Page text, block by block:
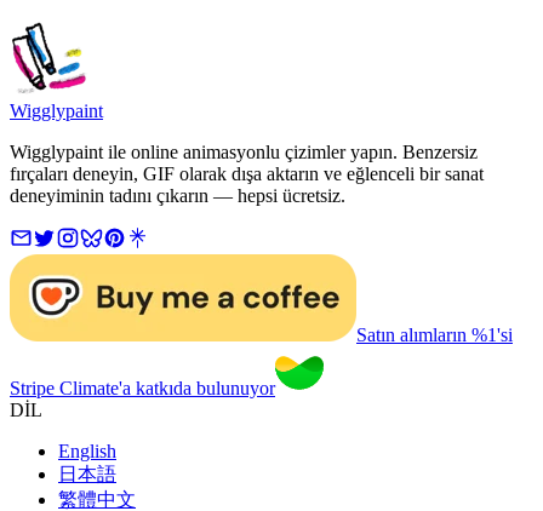
Wigglypaint
Wigglypaint ile online animasyonlu çizimler yapın. Benzersiz
fırçaları deneyin, GIF olarak dışa aktarın ve eğlenceli bir sanat
deneyiminin tadını çıkarın — hepsi ücretsiz.
Satın alımların %1'si
Stripe Climate'a katkıda bulunuyor
DİL
English
日本語
繁體中文